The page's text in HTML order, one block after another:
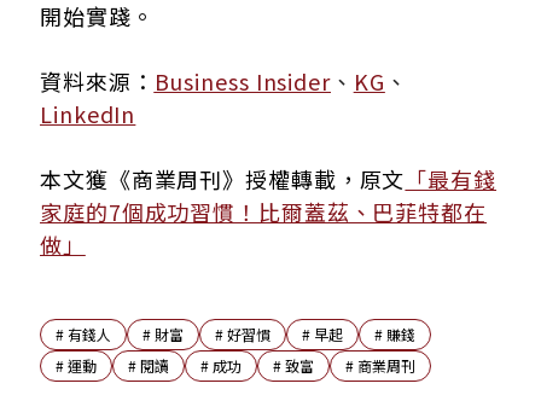
開始實踐。
資料來源： Business Insider、 KG 、
LinkedIn
本文獲《商業周刊》授權轉載，原文 「最有錢
家庭的7個成功習慣！比爾蓋茲、巴菲特都在
做」
# 有錢人 # 財富 #好習慣 # 早起 # 賺錢
#運動 #閱讀 # 成功 #致富 # 商業周刊